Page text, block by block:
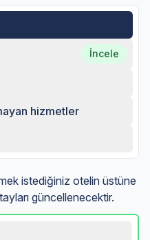
İncele
hizmetler
istediğiniz otelin üstüne
güncellenecektir.